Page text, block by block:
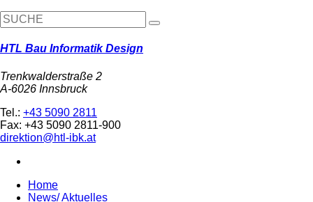
HTL Bau Informatik Design
Trenkwalderstraße 2
A-6026 Innsbruck
Tel.: +43 5090 2811
Fax: +43 5090 2811-900
direktion@htl-ibk.at
Home
News/ Aktuelles